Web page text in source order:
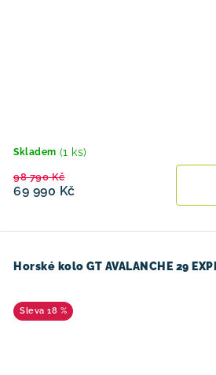
Skladem (1 ks)
69 990 Kč
98 790 Kč
Horské kolo GT AVALANCHE 29
18 %